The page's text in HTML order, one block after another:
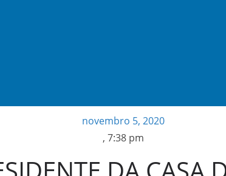
novembro 5, 2020
, 7:38 pm